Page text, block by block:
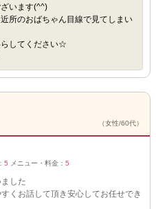
います(^^)
所のおばちゃん目線で見てしまい
らしてください☆
（女性/60代）
5 メニュー・料金： 5
した
くお話して頂き安心してお任せでき